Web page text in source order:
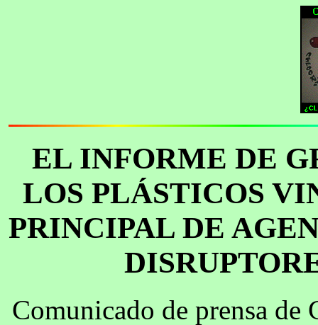
EL INFORME DE
LOS PLÁSTICOS
PRINCIPAL DE
Comunicado de prensa de